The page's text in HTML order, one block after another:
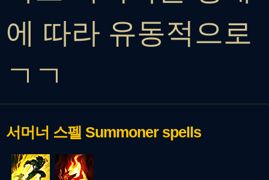
에 따라 유동적으로
ㄱㄱ
서머너 스펠 Summoner spells